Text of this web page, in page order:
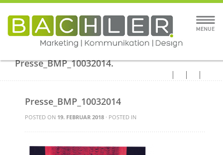
Presse_BMP_10032014.
Presse_BMP_10032014
POSTED ON 19. FEBRUAR 2018 · POSTED IN